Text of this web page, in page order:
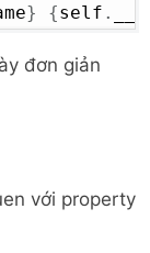
} {self .
đơn giản
với property